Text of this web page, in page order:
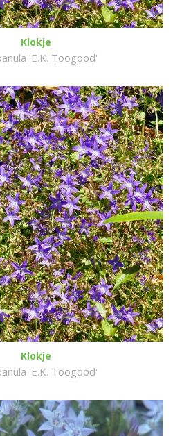
Klokje
'E.K. Toogood'
Klokje
'E.K. Toogood'